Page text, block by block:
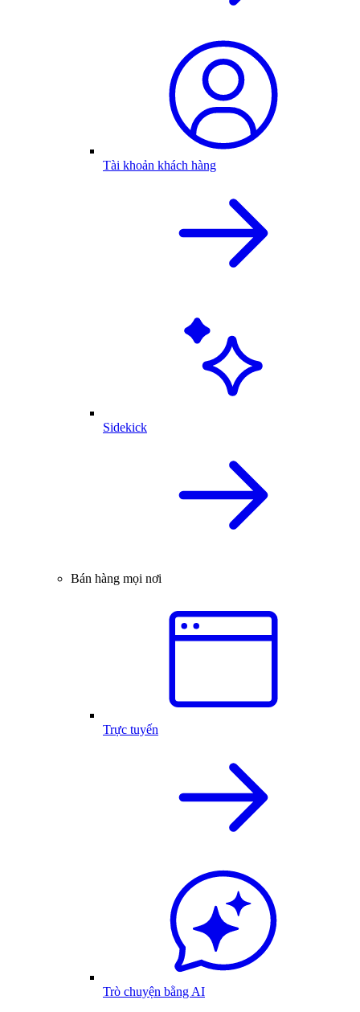
Tài khoản khách hàng
Sidekick
Bán hàng mọi nơi
Trực tuyến
Trò chuyện bằng AI